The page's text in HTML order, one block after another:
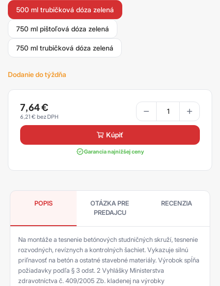
500 ml trubičková dóza zelená
750 ml pištoľová dóza zelená
750 ml trubičková dóza zelená
Dodanie do týždňa
7,64€
6,21 €
kúpiť
Garancia najnižšej ceny
POPIS
OTÁZKA PRE
PREDAJCU
RECENZIA
Na montáže a tesnenie betónových studničných skruží, tesnenie
rozvodných, revíznych a kontrolných šachiet. Vykazuje silnú
priľnavosť na betón a ostatné stavebné materiály. Výrobok spĺňa
požiadavky podľa § 3 odst. 2 Vyhlášky Ministerstva
zdravotníctva č. 409/2005 Zb. kladenej na výrobky